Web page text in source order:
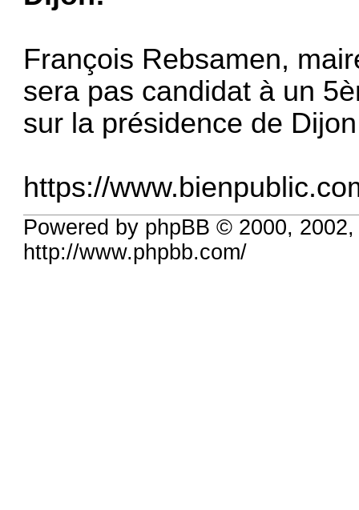
François Rebsamen,
sera pas candidat à un
sur la présidence de
https://
Powered by phpBB © 2000,
http://www.phpbb.com/